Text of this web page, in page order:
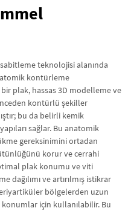
teknolojisi alanında
kontürleme
plak, hassas 3D modelleme ve
kontürlü şekiller
bu da belirli kemik
sağlar. Bu anatomik
gereksinimini ortadan
korur ve cerrahi
plak konumu ve viti
dağılımı ve artırılmış istikrar
bölgelerden uzun
için kullanılabilir. Bu